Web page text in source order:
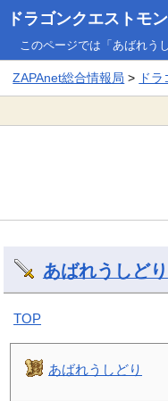
ドラゴンクエストモ
このページでは「あばれう
ZAPAnet総合情報局 > ド
あばれうしどり
TOP
あばれうしどり